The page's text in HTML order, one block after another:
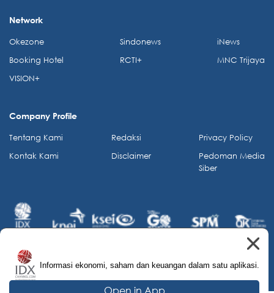
Informasi ekonomi, saham dan keuangan dalam satu aplikasi.
Open in App
Network
Okezone
Booking Hotel
VISION+
Sindonews
RCTI+
iNews
MNC Trijaya
Company Profile
Tentang Kami
Kontak Kami
Redaksi
Disclaimer
Privacy Policy
Pedoman Media
Siber
© 2026 IDX Channel. All Rights Reserved.